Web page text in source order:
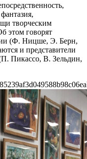
творческим
этом говорят
(Ф. Ницше, Э. Берн,
и представители
Пикассо, В. Зельдин,